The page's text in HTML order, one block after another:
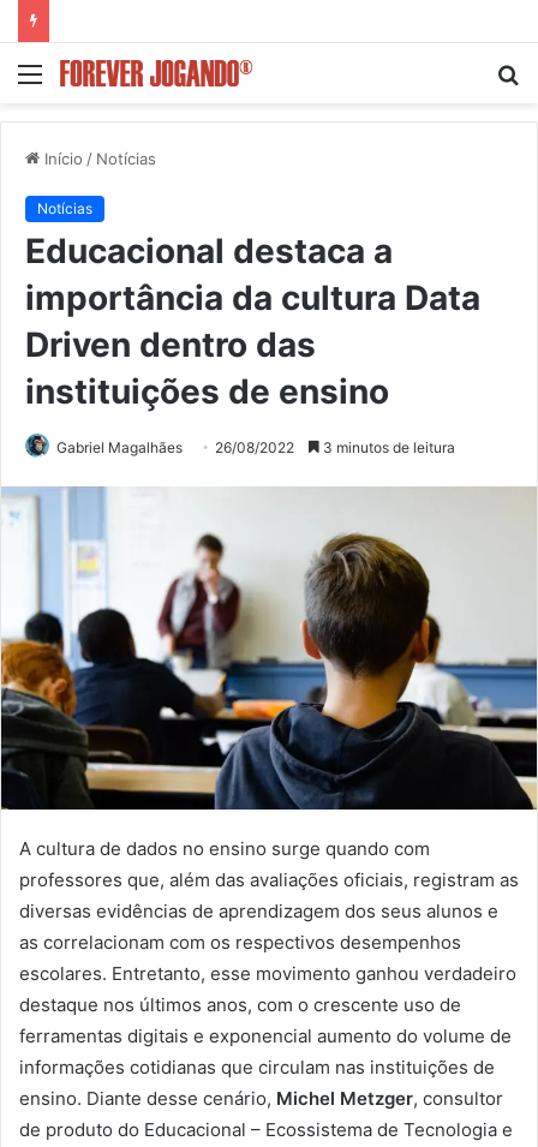
Menu
Início / Notícias
Notícias
Educacional destaca a
importância da cultura Data
Driven dentro das
instituições de ensino
Gabriel Magalhães 26/08/2022 3 minutos de leitura
A cultura de dados no ensino surge quando com
professores que, além das avaliações oficiais, registram as
diversas evidências de aprendizagem dos seus alunos e
as correlacionam com os respectivos desempenhos
escolares. Entretanto, esse movimento ganhou verdadeiro
destaque nos últimos anos, com o crescente uso de
ferramentas digitais e exponencial aumento do volume de
informações cotidianas que circulam nas instituições de
ensino. Diante desse cenário, Michel Metzger, consultor
de produto do Educacional – Ecossistema de Tecnologia e